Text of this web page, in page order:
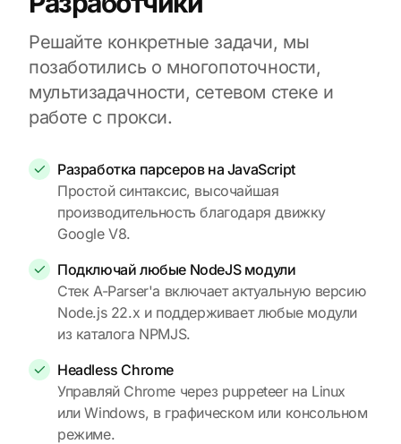
Решайте конкретные задачи, мы
позаботились о многопоточности,
мультизадачности, сетевом стеке и
работе с прокси.
Разработка парсеров на JavaScript
Простой синтаксис, высочайшая
производительность благодаря движку
Google V8.
Подключай любые NodeJS модули
Стек A-Parser'а включает актуальную версию
Node.js 22.x и поддерживает любые модули
из каталога NPMJS.
Headless Chrome
Управляй Chrome через puppeteer на Linux
или Windows, в графическом или консольном
режиме.